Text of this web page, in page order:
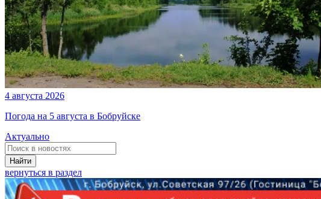
4 августа 2026
Погода на 5 августа в Бобруйске
Актуально
Найти
вернуться в раздел